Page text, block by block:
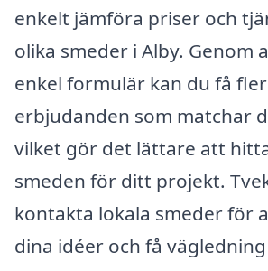
enkelt jämföra priser och
olika smeder i Alby. Genom
enkel formulär kan du få
erbjudanden som matchar
vilket gör det lättare att
smeden för ditt projekt.
kontakta lokala smeder för
dina idéer och få